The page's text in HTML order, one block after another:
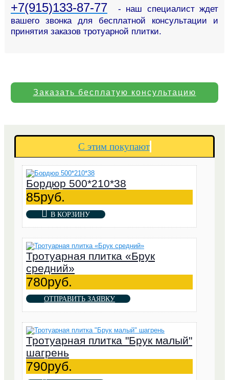
+7(915)133-87-77
- наш специалист ждет
вашего звонка для бесплатной консультации и
принятия заказов тротуарной плитки.
Заказать бесплатую консультацию
С этим покупают
Бордюр 500*210*38
85руб.
В КОРЗИНУ
Тротуарная плитка «Брук
средний»
780руб.
ОТПРАВИТЬ ЗАЯВКУ
Тротуарная плитка "Брук малый"
шагрень
790руб.